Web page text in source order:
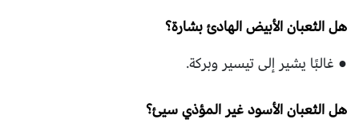
هل الثعبان الأبيض الهادئ بشارة؟
● غالبًا يشير إلى تيسير وبركة.
هل الثعبان الأسود غير المؤذي سيئ؟